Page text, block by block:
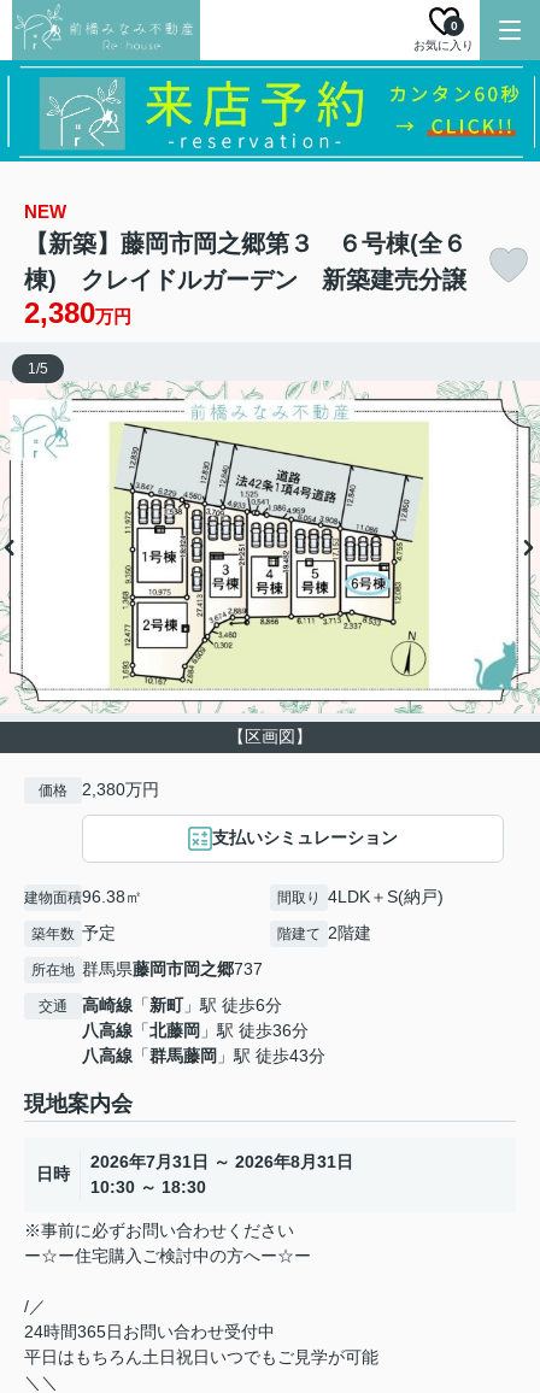
お気に入り
0
NEW
【新築】藤岡市岡之郷第３ ６号棟(全６
棟) クレイドルガーデン 新築建売分譲
2,380万円
【区画図】
1/5
価格 2,380万円
支払いシミュレーション
建物面積96.38㎡ 間取り 4LDK＋S(納戸)
築年数 予定 階建て 2階建
所在地 群馬県藤岡市岡之郷737
交通 高崎線 「新町」駅 徒歩6分
八高線 「北藤岡 」駅 徒歩36分
八高線 「群馬藤岡 」駅 徒歩43分
現地案内会
日時
2026年7月31日 ～ 2026年8月31日
10:30 ～ 18:30
※事前に必ずお問い合わせください
ー☆ー住宅購入ご検討中の方へー☆ー
/／
24時間365日お問い合わせ受付中
平日はもちろん土日祝日いつでもご見学が可能
＼＼